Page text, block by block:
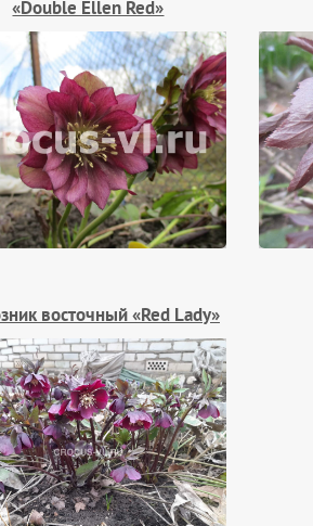
«Double Ellen Red»
восточный «Red Lady»